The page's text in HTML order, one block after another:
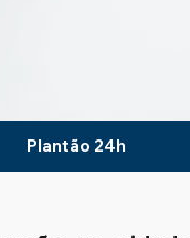
Plantão 24h